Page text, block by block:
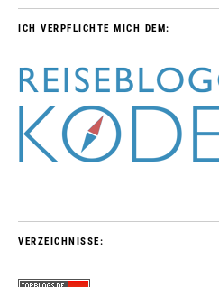
ICH VERPFLICHTE MICH DEM:
VERZEICHNISSE: